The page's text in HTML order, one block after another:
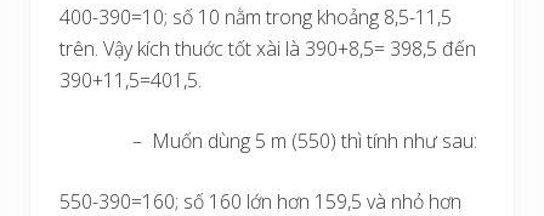
400-390=10; số 10 nằm trong khoảng 8,5-11,5
trên. Vậy kích thuớc tốt xài là 390+8,5= 398,5 đến
390+11,5=401,5.
– Muốn dùng 5 m (550) thì tính như sau:
550-390=160; số 160 lớn hơn 159,5 và nhỏ hơn